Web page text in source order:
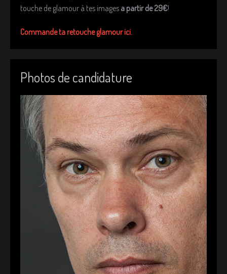
touche de glamour à tes images a partir de 29€!
Commande ta retouche glamour ici.
Photos de candidature